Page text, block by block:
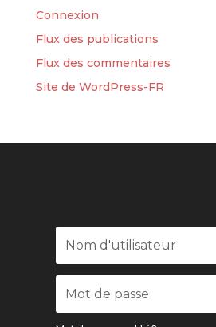
Connexion
Flux des publications
Flux des commentaires
Site de WordPress-FR